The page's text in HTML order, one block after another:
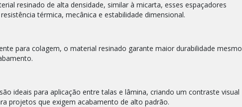
resinado de alta densidade, similar à micarta, esses espaçadores
térmica, mecânica e estabilidade dimensional.
para colagem, o material resinado garante maior durabilidade mesmo
ideais para aplicação entre talas e lâmina, criando um contraste visual
projetos que exigem acabamento de alto padrão.